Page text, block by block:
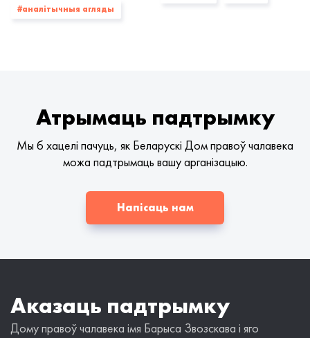
#аналітычныя агляды
Атрымаць падтрымку
Мы б хацелі пачуць, як Беларускі Дом правоў чалавека
можа падтрымаць вашу арганізацыю.
Напісаць нам
Аказаць падтрымку
Дому правоў чалавека імя Барыса Звозскава і яго